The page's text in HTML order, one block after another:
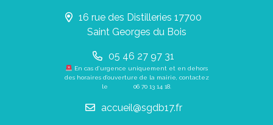
16 rue des Distilleries 17700
Saint Georges du Bois
05 46 27 97 31
En cas d’urgence uniquement et en dehors
des horaires d’ouverture de la mairie, contactez
le 06 70 13 14 18
accueil@sgdb17.fr